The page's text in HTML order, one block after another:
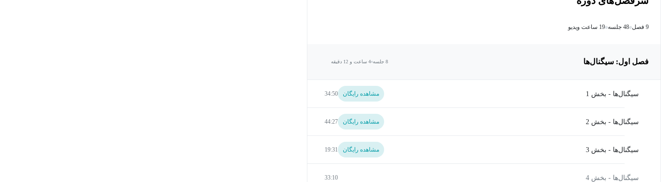
9 فصل 48 جلسه 19 ساعت ویدیو
فصل اول: سیگنال‌ها 8 جلسه 4 ساعت و 12 دقیقه
سیگنال‌ها - بخش 1 مشاهده رایگان 34:50
سیگنال‌ها - بخش 2 مشاهده رایگان 44:27
سیگنال‌ها - بخش 3 مشاهده رایگان 19:31
سیگنال‌ها - بخش 4 33:10